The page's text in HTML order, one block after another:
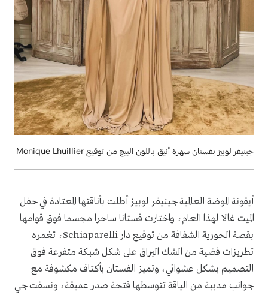
جينيفر لوبيز بفستان سهرة أنيق باللون البيج من توقيع Monique Lhuillier
أيقونة الموضة العالمية جينيفر لوبيز أطلت بأناقتها المعتادة في حفل
الميت غالا لهذا العام، واختارت فستانا ساحرا مجسما فوق قوامها
بقصة الحورية الشفافة من توقيع دار Schiaparelli، تغمره
تطريزات فضية من الشك البراق على شكل شبكة متفرعة فوق
التصميم بشكل عشوائي، وتميز الفستان بأكتاف مكشوفة مع
جوانب مدببة من الياقة تتوسطها فتحة صدر عميقة، ونسقت جي